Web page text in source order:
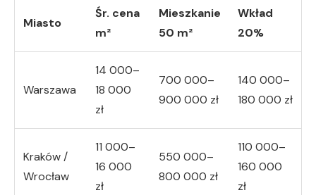
Miasto
Śr. cena
m²
Mieszkanie
50 m²
Wkład
20%
Warszawa
14 000–
18 000
zł
700 000–
900 000 zł
140 000–
180 000 zł
Kraków /
Wrocław
11 000–
16 000
zł
550 000–
800 000 zł
110 000–
160 000
zł